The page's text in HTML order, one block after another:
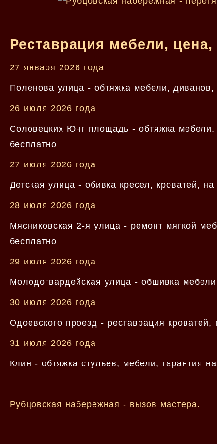
Реставрация мебели,
27 января 2026 года
Поленова улица - обтяжка мебели,
26 июля 2026 года
Соловецких Юнг площадь - обтяжка
бесплатно
27 июля 2026 года
Детская улица - обивка кресел, кроватей,
28 июля 2026 года
Мясниковская 2-я улица - ремонт мягкой
бесплатно
29 июля 2026 года
Молодогвардейская улица - обшивка
30 июля 2026 года
Одоевского проезд - реставрация
31 июля 2026 года
Клин - обтяжка стульев, мебели, гарантия
Рубцовская набережная - вызов мастера.